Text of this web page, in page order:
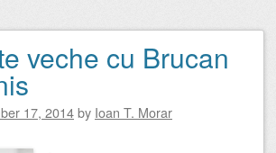
veche cu Brucan
17, 2014by Ioan T. Morar